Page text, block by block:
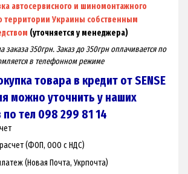
автосервисного и шиномонтажного
территории Украины собственным
(уточняется у менеджера)
350грн. Заказ до 350грн оплачивается по
в телефонном режиме
товара в кредит от SENSE
можно уточнить у наших
тел 098 299 81 14
(ФОП, ООО с НДС)
(Новая Почта, Укрпочта)